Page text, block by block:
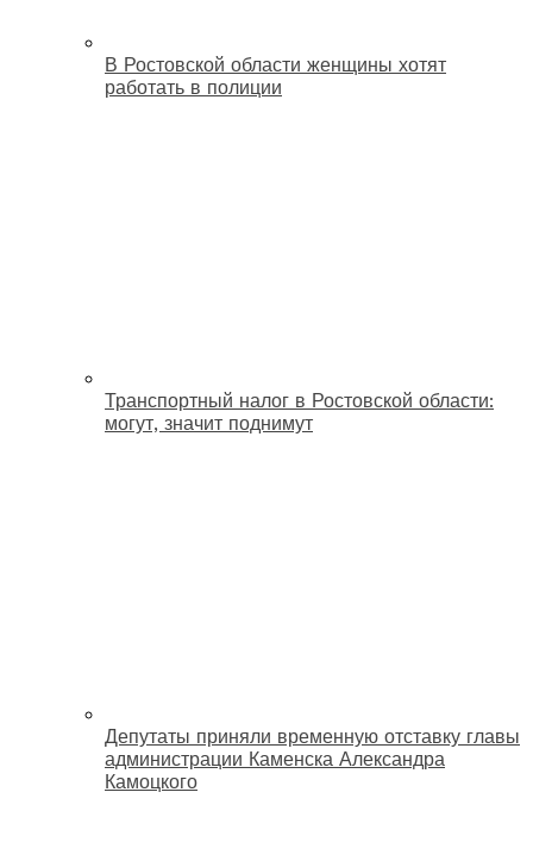
В Ростовской области женщины хотят
работать в полиции
Транспортный налог в Ростовской области:
могут, значит поднимут
Депутаты приняли временную отставку главы
администрации Каменска Александра
Камоцкого